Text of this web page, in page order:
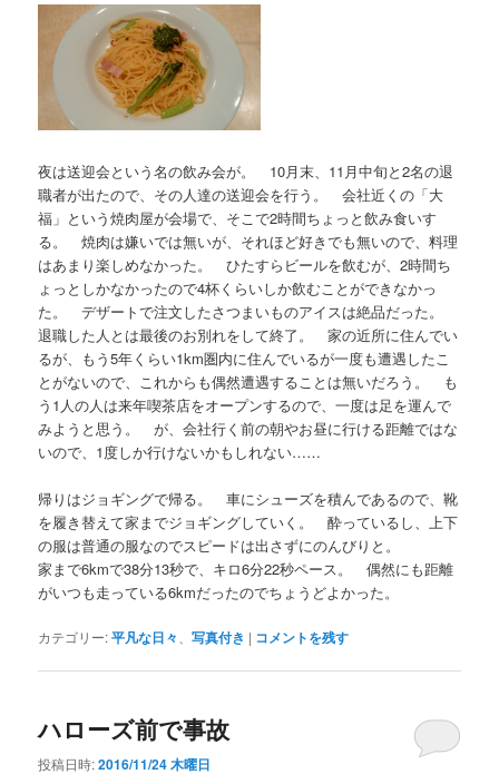
夜は送迎会という名の飲み会が。 10月末、11月中旬と2名の退
職者が出たので、その人達の送迎会を行う。 会社近くの「大
福」という焼肉屋が会場で、そこで2時間ちょっと飲み食いす
る。 焼肉は嫌いでは無いが、それほど好きでも無いので、料理
はあまり楽しめなかった。 ひたすらビールを飲むが、2時間ち
ょっとしかなかったので4杯くらいしか飲むことができなかっ
た。 デザートで注文したさつまいものアイスは絶品だった。
退職した人とは最後のお別れをして終了。 家の近所に住んでい
るが、もう5年くらい1km圏内に住んでいるが一度も遭遇したこ
とがないので、これからも偶然遭遇することは無いだろう。 も
う1人の人は来年喫茶店をオープンするので、一度は足を運んで
みようと思う。 が、会社行く前の朝やお昼に行ける距離ではな
いので、1度しか行けないかもしれない……
帰りはジョギングで帰る。 車にシューズを積んであるので、靴
を履き替えて家までジョギングしていく。 酔っているし、上下
の服は普通の服なのでスピードは出さずにのんびりと。
家まで6kmで38分13秒で、キロ6分22秒ペース。 偶然にも距離
がいつも走っている6kmだったのでちょうどよかった。
カテゴリー:平凡な日々 、写真付き | コメントを残す
ハローズ前で事故
投稿日時:2016/11/24 木曜日